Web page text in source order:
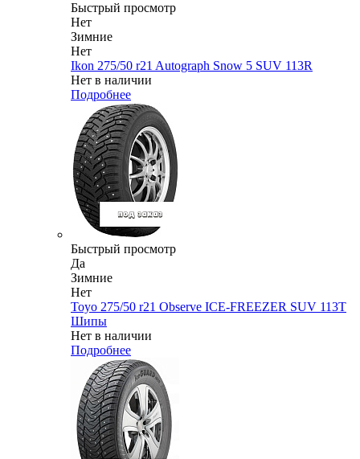
Быстрый просмотр
Нет
Зимние
Нет
Ikon 275/50 r21 Autograph Snow 5 SUV 113R
Нет в наличии
Подробнее
Быстрый просмотр
Да
Зимние
Нет
Toyo 275/50 r21 Observe ICE-FREEZER SUV 113T
Шипы
Нет в наличии
Подробнее